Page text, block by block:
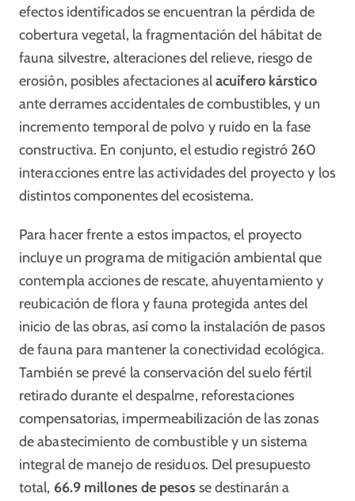
efectos identificados se encuentran la pérdida de
cobertura vegetal, la fragmentación del hábitat de
fauna silvestre, alteraciones del relieve, riesgo de
erosión, posibles afectaciones alacuífero kárstico
ante derrames accidentales de combustibles, y un
incremento temporal de polvo y ruido en la fase
constructiva. En conjunto, el estudio registró 260
interacciones entre las actividades del proyecto y los
distintos componentes del ecosistema.
Para hacer frente a estos impactos, el proyecto
incluye un programa de mitigación ambiental que
contempla acciones de rescate, ahuyentamiento y
reubicación de flora y fauna protegida antes del
inicio de las obras, así como la instalación de pasos
de fauna para mantener la conectividad ecológica.
También se prevé la conservación del suelo fértil
retirado durante el despalme, reforestaciones
compensatorias, impermeabilización de las zonas
de abastecimiento de combustible y un sistema
integral de manejo de residuos. Del presupuesto
total, 66.9 millones de pesos se destinarán a